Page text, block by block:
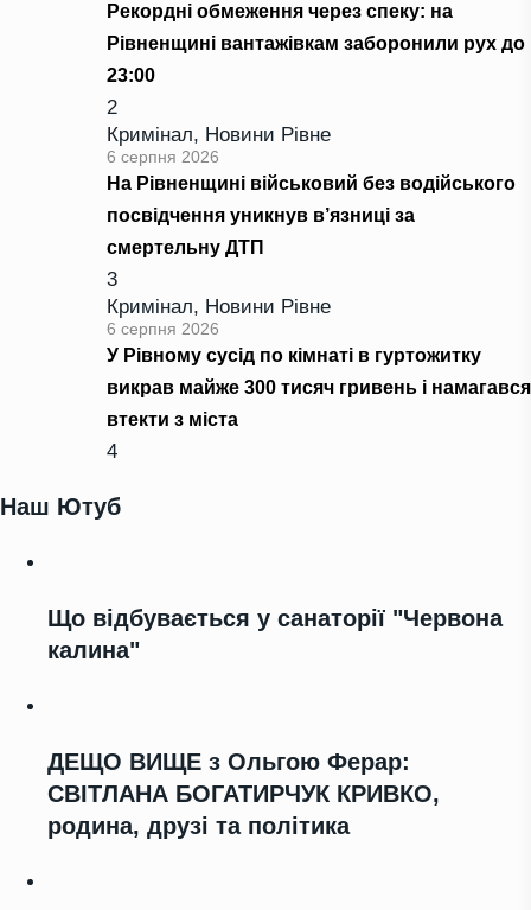
Рекордні обмеження через спеку: на
Рівненщині вантажівкам заборонили рух до
23:00
2
Кримінал, Новини Рівне
6 серпня 2026
На Рівненщині військовий без водійського
посвідчення уникнув в’язниці за
смертельну ДТП
3
Кримінал, Новини Рівне
6 серпня 2026
У Рівному сусід по кімнаті в гуртожитку
викрав майже 300 тисяч гривень і намагався
втекти з міста
4
Наш Ютуб
Що відбувається у санаторії "Червона
калина"
ДЕЩО ВИЩЕ з Ольгою Ферар:
СВІТЛАНА БОГАТИРЧУК КРИВКО,
родина, друзі та політика